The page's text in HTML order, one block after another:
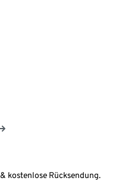
kostenlose Rücksendung.